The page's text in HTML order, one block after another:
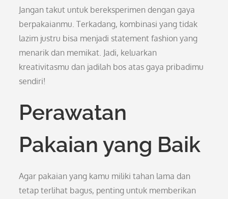
Jangan takut untuk bereksperimen dengan gaya
berpakaianmu. Terkadang, kombinasi yang tidak
lazim justru bisa menjadi statement fashion yang
menarik dan memikat. Jadi, keluarkan
kreativitasmu dan jadilah bos atas gaya pribadimu
sendiri!
Perawatan
Pakaian yang Baik
Agar pakaian yang kamu miliki tahan lama dan
tetap terlihat bagus, penting untuk memberikan